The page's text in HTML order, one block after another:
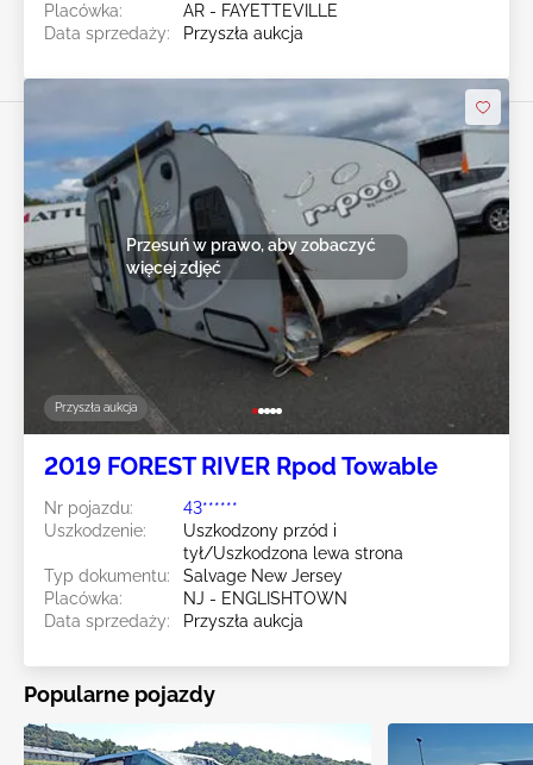
Placówka:
AR - FAYETTEVILLE
Data sprzedaży:
Przyszła aukcja
Przyszła aukcja
Przesuń w prawo, aby zobaczyć
więcej zdjęć
2019 FOREST RIVER Rpod Towable
Nr pojazdu:
43******
Uszkodzenie:
Uszkodzony przód i
tył/Uszkodzona lewa strona
Typ dokumentu:
Salvage New Jersey
Placówka:
NJ - ENGLISHTOWN
Data sprzedaży:
Przyszła aukcja
Popularne pojazdy